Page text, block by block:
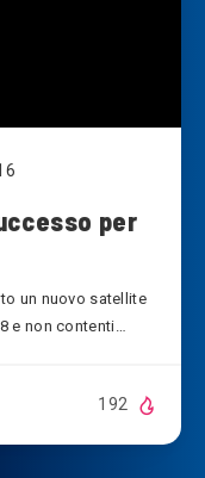
per
un nuovo satellite
e non contenti…
192